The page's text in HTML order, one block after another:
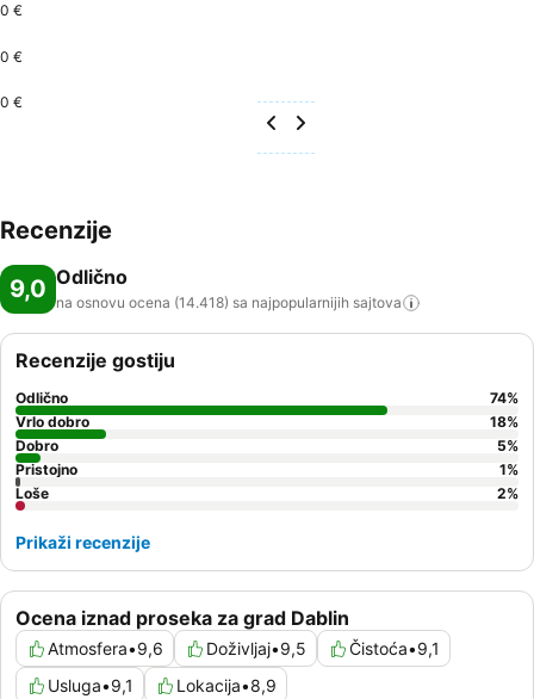
0 €
0 €
0 €
Recenzije
9,0 Odlično
na osnovu ocena (14.418) sa najpopularnijih sajtova
Ocena iznad proseka za grad Dablin
Atmosfera•9,6 Doživljaj•9,5 Čistoća•9,1
Usluga•9,1 Lokacija•8,9
Recenzije gostiju
Odlično 74%
Vrlo dobro
18%
Dobro
5%
Pristojno
1%
Loše
2%
Prikaži recenzije